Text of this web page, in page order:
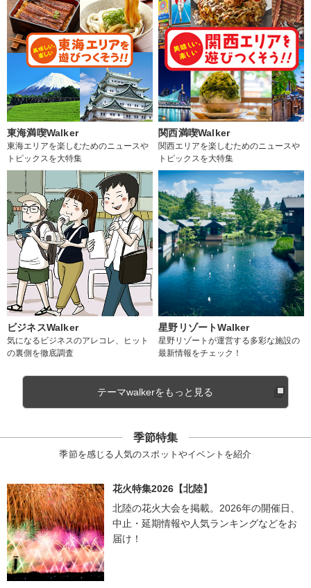
東海満喫Walker
東海エリアを楽しむためのニュースや
トピックスを大特集
関西満喫Walker
関西エリアを楽しむためのニュースや
トピックスを大特集
ビジネスWalker
気になるビジネスのアレコレ、ヒット
の裏側を徹底調査
星野リゾートWalker
星野リゾートが運営する多彩な施設の
最新情報をチェック！
テーマwalkerをもっと見る
季節特集
季節を感じる人気のスポットやイベントを紹介
花火特集2026【北陸】
北陸の花火大会を掲載。2026年の開催日、
中止・延期情報や人気ランキングなどをお
届け！